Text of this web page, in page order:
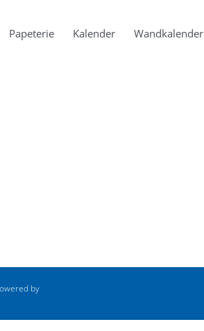
Papeterie Kalender Wandkalender
by